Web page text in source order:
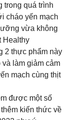
trong quá trình
cháo yến mạch
vừa không
Healthy
2 thực phẩm này
làm giảm cảm
mạch cùng thịt
được một số
kiến thức về